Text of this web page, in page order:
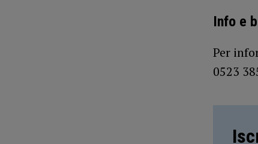
Info e
Per
0523